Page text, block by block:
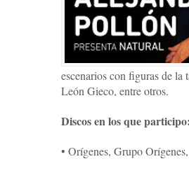
escenarios con figuras de
León Gieco, entre otros.
Discos en los que participo:
• Orígenes, Grupo